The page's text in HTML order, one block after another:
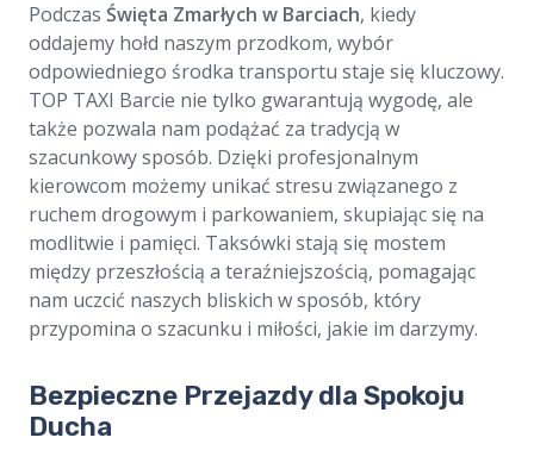
Podczas Święta Zmarłych w Barciach, kiedy
oddajemy hołd naszym przodkom, wybór
odpowiedniego środka transportu staje się kluczowy.
TOP TAXI Barcie nie tylko gwarantują wygodę, ale
także pozwala nam podążać za tradycją w
szacunkowy sposób. Dzięki profesjonalnym
kierowcom możemy unikać stresu związanego z
ruchem drogowym i parkowaniem, skupiając się na
modlitwie i pamięci. Taksówki stają się mostem
między przeszłością a teraźniejszością, pomagając
nam uczcić naszych bliskich w sposób, który
przypomina o szacunku i miłości, jakie im darzymy.
Bezpieczne Przejazdy dla Spokoju
Ducha